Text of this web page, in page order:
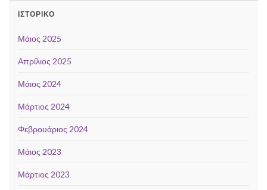
ΙΣΤΟΡΙΚΌ
Μάιος 2025
Απρίλιος 2025
Μάιος 2024
Μάρτιος 2024
Φεβρουάριος 2024
Μάιος 2023
Μάρτιος 2023